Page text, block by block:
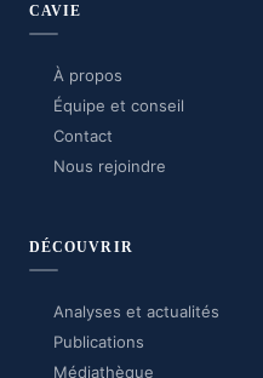
CAVIE
À propos
Équipe et conseil
Contact
Nous rejoindre
DÉCOUVRIR
Analyses et actualités
Publications
Médiathèque